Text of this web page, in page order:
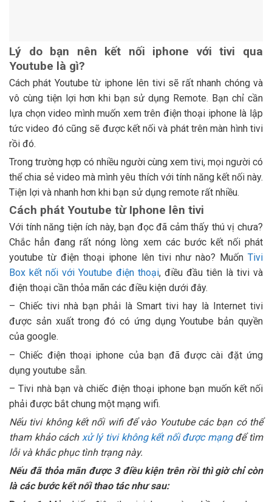
Lý do bạn nên kết nối iphone với tivi qua
Youtube là gì?
Cách phát Youtube từ iphone lên tivi sẽ rất nhanh chóng và
vô cùng tiện lợi hơn khi bạn sử dụng Remote. Bạn chỉ cần
lựa chọn video mình muốn xem trên điện thoại iphone là lập
tức video đó cũng sẽ được kết nối và phát trên màn hình tivi
rồi đó.
Trong trường hợp có nhiều người cùng xem tivi, mọi người có
thể chia sẻ video mà mình yêu thích với tính năng kết nối này.
Tiện lợi và nhanh hơn khi bạn sử dụng remote rất nhiều.
Cách phát Youtube từ Iphone lên tivi
Với tính năng tiện ích này, bạn đọc đã cảm thấy thú vị chưa?
Chắc hẳn đang rất nóng lòng xem các bước kết nối phát
youtube từ điện thoại iphone lên tivi như nào? Muốn Tivi
Box kết nối với Youtube điện thoại, điều đầu tiên là tivi và
điện thoại cần thỏa mãn các điều kiện dưới đây.
– Chiếc tivi nhà bạn phải là Smart tivi hay là Internet tivi
được sản xuất trong đó có ứng dụng Youtube bản quyền
của google.
– Chiếc điện thoại iphone của bạn đã được cài đặt ứng
dụng youtube sẵn.
– Tivi nhà bạn và chiếc điện thoại iphone bạn muốn kết nối
phải được bắt chung một mạng wifi.
Nếu tivi không kết nối wifi để vào Youtube các bạn có thể
tham khảo cách xử lý tivi không kết nối được mạngđể tìm
lỗi và khắc phục tình trạng này.
Nếu đã thỏa mãn được 3 điều kiện trên rồi thì giờ chỉ còn
là các bước kết nối thao tác như sau: